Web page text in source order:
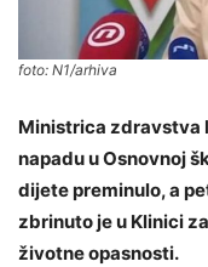
foto: N1/arhiva
Ministrica zdravstva
napadu u Osnovnoj
dijete preminulo, a
zbrinuto je u Klinici
životne opasnosti.